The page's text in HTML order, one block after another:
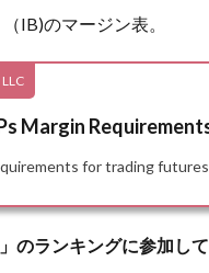
IB)のマージン表。
Margin
for trading
のランキングに参加し